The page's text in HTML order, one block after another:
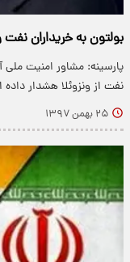
بولتون به خریداران نفت
پارسینه: مشاور امنیت ملی
نفت از ونزوئلا هشدار
۲۵ بهمن ۱۳۹۷